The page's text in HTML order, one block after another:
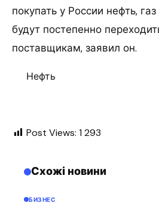
покупать у России нефть,
будут постепенно
поставщикам, заявил он.
Нефть
Post Views: 1 293
Схожі новини
БИЗНЕС